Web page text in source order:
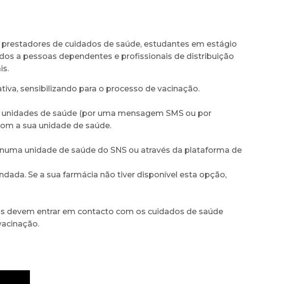
de cuidados de saúde, estudantes em estágio
a pessoas dependentes e profissionais de distribuição
sensibilizando para o processo de vacinação.
de saúde (por uma mensagem SMS ou por
a sua unidade de saúde.
unidade de saúde do SNS ou através da plataforma de
Se a sua farmácia não tiver disponível esta opção,
devem entrar em contacto com os cuidados de saúde